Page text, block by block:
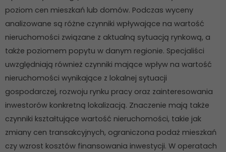
poziom cen mieszkań lub domów. Podczas wyceny
analizowane są różne czynniki wpływające na wartość
nieruchomości związane z aktualną sytuacją rynkową, a
także poziomem popytu w danym regionie. Specjaliści
uwzględniają również czynniki mające wpływ na wartość
nieruchomości wynikające z lokalnej sytuacji
gospodarczej, rozwoju rynku pracy oraz zainteresowania
inwestorów konkretną lokalizacją. Znaczenie mają także
czynniki kształtujące wartość nieruchomości, takie jak
zmiany cen transakcyjnych, ograniczona podaż mieszkań
czy wzrost kosztów finansowania inwestycji. W operatach